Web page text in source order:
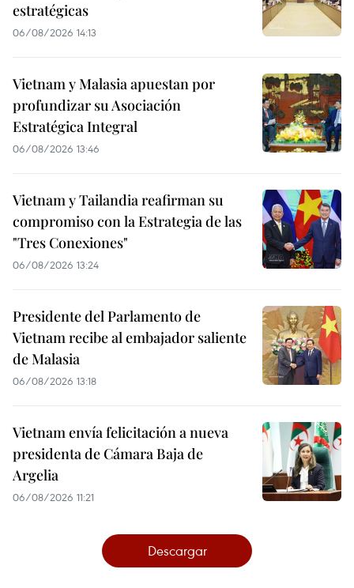
estratégicas
06/08/2026 14:13
Vietnam y Malasia apuestan por
profundizar su Asociación
Estratégica Integral
06/08/2026 13:46
Vietnam y Tailandia reafirman su
compromiso con la Estrategia de las
"Tres Conexiones"
06/08/2026 13:24
Presidente del Parlamento de
Vietnam recibe al embajador saliente
de Malasia
06/08/2026 13:18
Vietnam envía felicitación a nueva
presidenta de Cámara Baja de
Argelia
06/08/2026 11:21
Descargar